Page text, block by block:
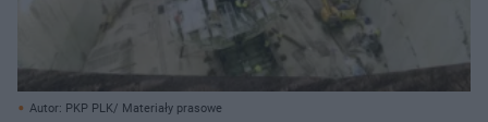
Autor: PKP PLK/ Materiały prasowe